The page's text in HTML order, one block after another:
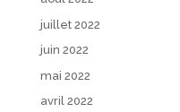
juillet 2022
juin 2022
mai 2022
avril 2022